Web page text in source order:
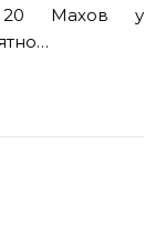
20 Махов у